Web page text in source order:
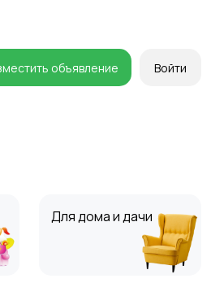
объявление Войти
Для дома и дачи